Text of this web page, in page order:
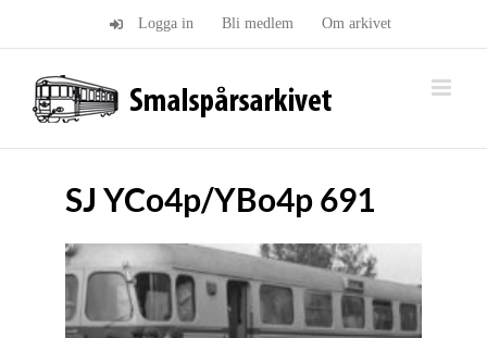
Logga in Bli medlem Om arkivet
SJ YCo4p/YBo4p 691